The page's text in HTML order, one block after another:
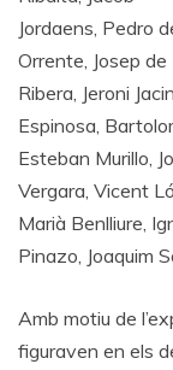
Jordaens, Pedro
Orrente, Josep de
Ribera, Jeroni
Espinosa,
Esteban Murillo,
Vergara, Vicent
Marià Benlliure,
Pinazo, Joaquim
Amb motiu de
figuraven en els